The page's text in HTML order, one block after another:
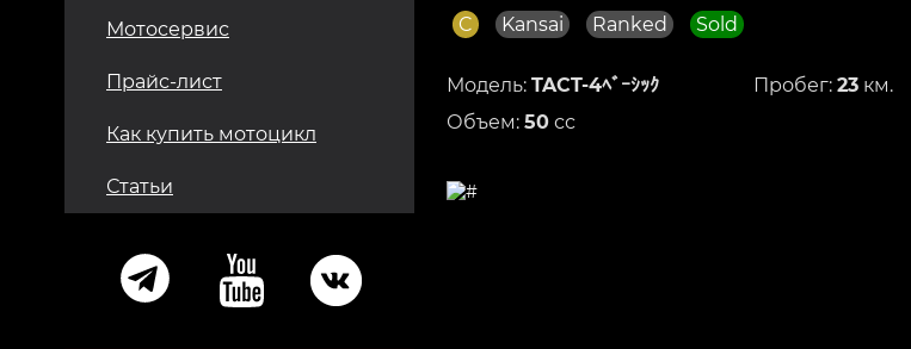
Мотосервис
Прайс-лист
Как купить мотоцикл
Статьи
C Kansai Ranked Sold
Модель: TACT-4ﾍﾞｰｼｯｸ
Объем: 50сс
Пробег: 23 км.